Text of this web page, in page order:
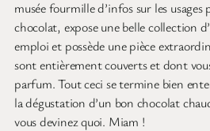
musée fourmille d’infos sur les
chocolat, expose une belle collection
emploi et possède une pièce
sont entièrement couverts et dont
parfum. Tout ceci se termine bien
la dégustation d’un bon chocolat
vous devinez quoi. Miam !